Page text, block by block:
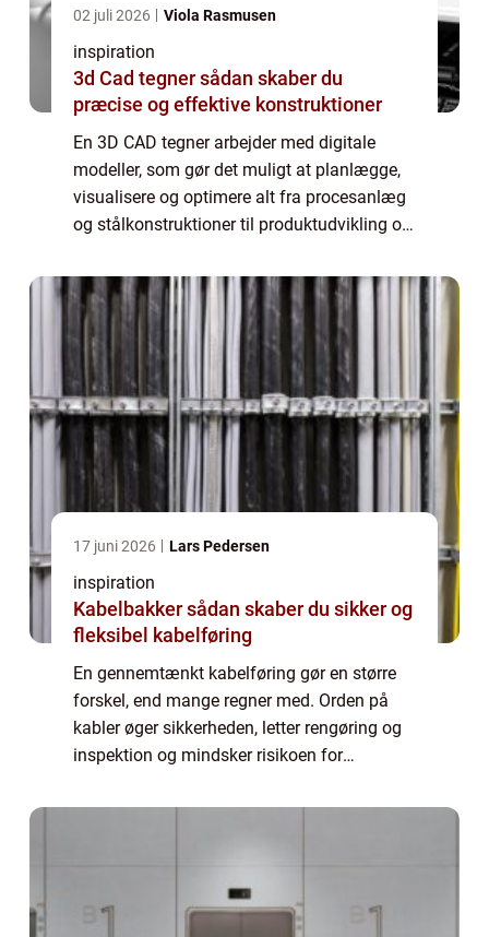
02 juli 2026 Viola Rasmusen
inspiration
3d Cad tegner sådan skaber du
præcise og effektive konstruktioner
En 3D CAD tegner arbejder med digitale
modeller, som gør det muligt at planlægge,
visualisere og optimere alt fra procesanlæg
og stålkonstruktioner til produktudvikling og
2D-tegninger over i 3D, får du...
17 juni 2026 Lars Pedersen
inspiration
Kabelbakker sådan skaber du sikker og
fleksibel kabelføring
En gennemtænkt kabelføring gør en større
forskel, end mange regner med. Orden på
kabler øger sikkerheden, letter rengøring og
inspektion og mindsker risikoen for
rolle. De samler, beskytter og fører kabl...